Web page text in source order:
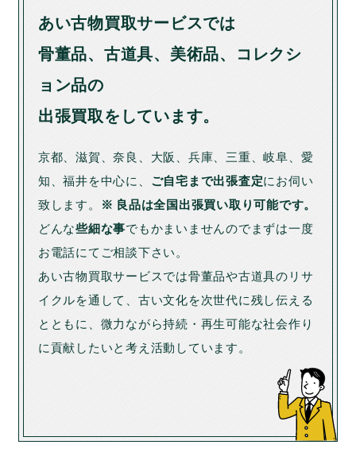
あい古物買取サービスでは
骨董品、古道具、美術品、コレクシ
ョン品の
出張買取をしています。
京都、滋賀、奈良、大阪、兵庫、三重、岐阜、愛
知、福井を中心に、 ご自宅まで出張査定にお伺い
致します。
※ 良品は全国出張買い取り可能です。
どんな些細な事でもかまいませんのでまずは一度
お電話にてご相談下さい。
あい古物買取サービスでは骨董品や古道具のリサ
イクルを通して、古い文化を次世代に残し伝える
とともに、微力ながら持続・再生可能な社会作り
に貢献したいと考え活動しています。